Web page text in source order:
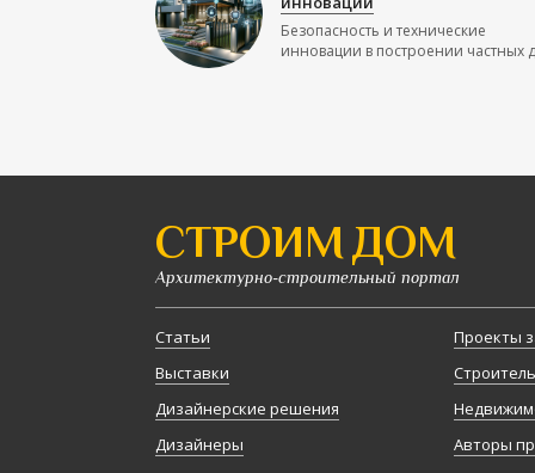
Безопасность и технические
инновации в построении частных
СТРОИМ ДОМ
Архитектурно-строительный портал
Статьи
Выставки
Дизайнерские решения
Дизайнеры
Проекты
Авторы